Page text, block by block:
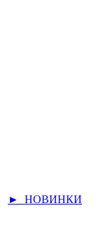
► НОВИНКИ